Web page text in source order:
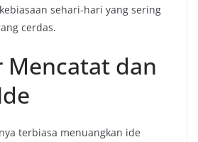
sehari-hari yang sering
cerdas.
Mencatat dan
terbiasa menuangkan ide